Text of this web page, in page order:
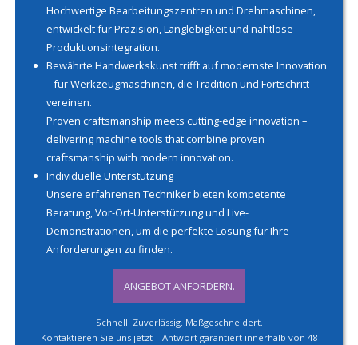
Hochwertige Bearbeitungszentren und Drehmaschinen,
entwickelt für Präzision, Langlebigkeit und nahtlose
Produktionsintegration.
Bewährte Handwerkskunst trifft auf modernste Innovation
– für Werkzeugmaschinen, die Tradition und Fortschritt
vereinen.
Proven craftsmanship meets cutting-edge innovation –
delivering machine tools that combine proven
craftsmanship with modern innovation.
Individuelle Unterstützung
Unsere erfahrenen Techniker bieten kompetente
Beratung, Vor-Ort-Unterstützung und Live-
Demonstrationen, um die perfekte Lösung für Ihre
Anforderungen zu finden.
ANGEBOT ANFORDERN.
Schnell. Zuverlässig. Maßgeschneidert.
Kontaktieren Sie uns jetzt – Antwort garantiert innerhalb von 48